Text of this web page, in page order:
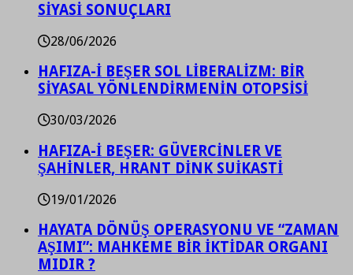
SİYASİ SONUÇLARI
28/06/2026
HAFIZA-İ BEŞER SOL LİBERALİZM: BİR
SİYASAL YÖNLENDİRMENİN OTOPSİSİ
30/03/2026
HAFIZA-İ BEŞER: GÜVERCİNLER VE
ŞAHİNLER, HRANT DİNK SUİKASTİ
19/01/2026
HAYATA DÖNÜŞ OPERASYONU VE “ZAMAN
AŞIMI”: MAHKEME BİR İKTİDAR ORGANI
MIDIR ?